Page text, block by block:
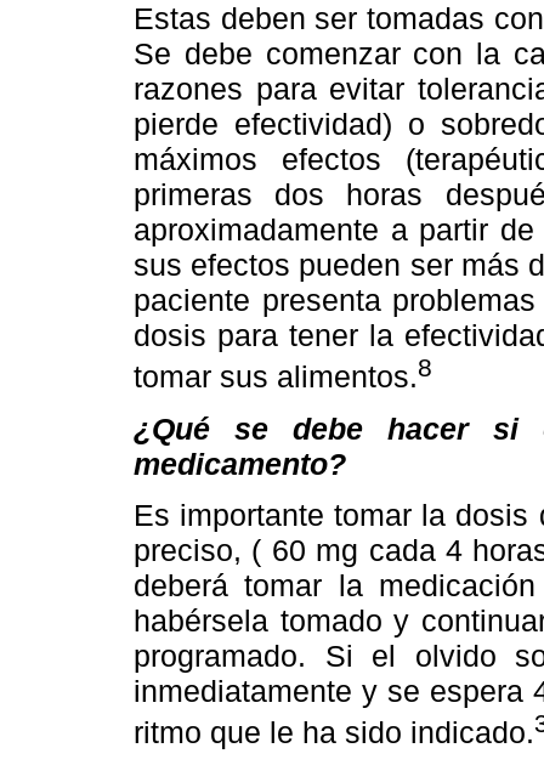
Estas deben ser tomadas
Se debe comenzar con la
razones para evitar
pierde efectividad) o
máximos efectos
primeras dos horas
aproximadamente a partir
sus efectos pueden ser más
paciente presenta
dosis para tener la
tomar sus alimentos.8
¿Qué se debe hacer si
medicamento?
Es importante tomar la
preciso, ( 60 mg cada 4
deberá tomar la
habérsela tomado y
programado. Si el olvido
inmediatamente y se espera
ritmo que le ha sido indicado.